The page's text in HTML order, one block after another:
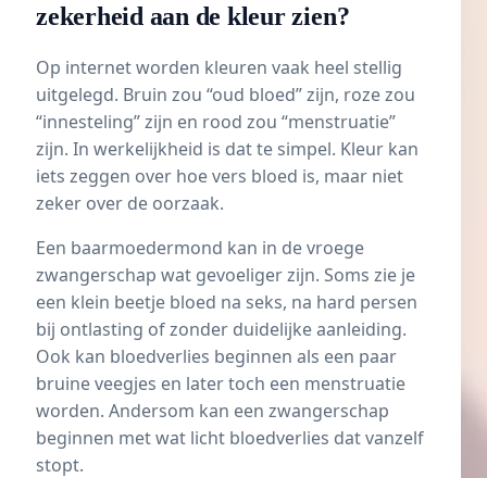
zekerheid aan de kleur zien?
Op internet worden kleuren vaak heel stellig
uitgelegd. Bruin zou “oud bloed” zijn, roze zou
“innesteling” zijn en rood zou “menstruatie”
zijn. In werkelijkheid is dat te simpel. Kleur kan
iets zeggen over hoe vers bloed is, maar niet
zeker over de oorzaak.
Een baarmoedermond kan in de vroege
zwangerschap wat gevoeliger zijn. Soms zie je
een klein beetje bloed na seks, na hard persen
bij ontlasting of zonder duidelijke aanleiding.
Ook kan bloedverlies beginnen als een paar
bruine veegjes en later toch een menstruatie
worden. Andersom kan een zwangerschap
beginnen met wat licht bloedverlies dat vanzelf
stopt.